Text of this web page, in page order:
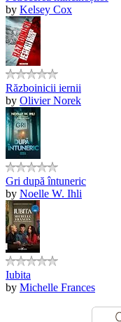
by Kelsey Cox
Războinicii iernii
by Olivier Norek
Gri după întuneric
by Noelle W. Ihli
Iubita
by Michelle Frances